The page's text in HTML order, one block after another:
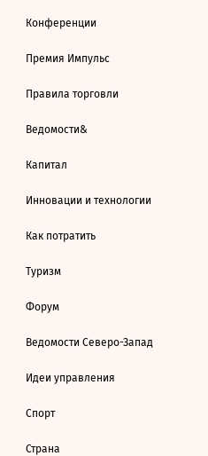
Конференции
Премия Импульс
Правила торговли
Ведомости&
Капитал
Инновации и технологии
Как потратить
Туризм
Форум
Ведомости Северо-Запад
Идеи управления
Спорт
Страна